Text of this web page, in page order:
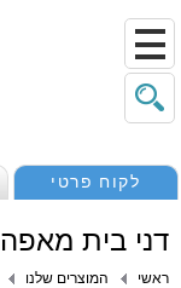
לקוח פרטי
דני בית מאפה
ראשי המוצרים שלנו